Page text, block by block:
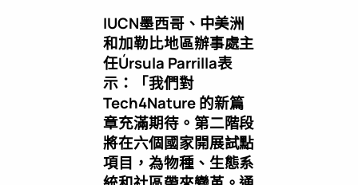
IUCN墨西哥、中美洲
和加勒比地區辦事處主
任Úrsula Parrilla表
示：
「我們對
Tech4Nature的新篇
章充滿期待。第二階段
將在六個國家開展試點
項目，為物種、生態系